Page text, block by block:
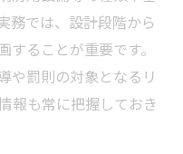
務では、設計段階から
ることが重要です。
や罰則の対象となるリ
報も常に把握しておき